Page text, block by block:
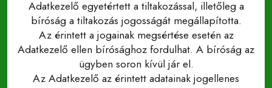
Adatkezelő egyetértett a tiltakozással, illetőleg a
bíróság a tiltakozás jogosságát megállapította.
Az érintett a jogainak megsértése esetén az
Adatkezelő ellen bírósághoz fordulhat. A bíróság az
ügyben soron kívül jár el.
Az Adatkezelő az érintett adatainak jogellenes